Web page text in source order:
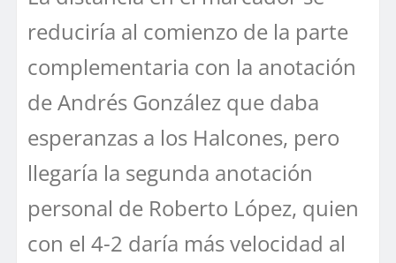
reduciría al comienzo de la parte
complementaria con la anotación
de Andrés González que daba
esperanzas a los Halcones, pero
llegaría la segunda anotación
personal de Roberto López, quien
con el 4-2 daría más velocidad al